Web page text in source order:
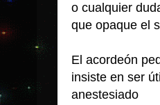
o cualquier
que opaque el
El acordeón
insiste en ser
anestesiado